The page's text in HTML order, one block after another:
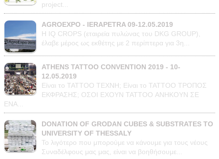
project...
AGROEXPO - IERAPETRA 09-12.05.2019
Η IQ CROPS (εταιρεία πυλώνας του DKG GROUP),
έλαβε μέρος ως εκθέτης με 2 περίπτερα για 3η...
ATHENS TATTOO CONVENTION 2019 - 10-
12.05.2019
Είναι το ΤΑΤΤΟΟ TEXNH; Είναι το ΤΑΤΤΟΟ ΤΡΟΠΟΣ
ΕΚΦΡΑΣΗΣ; ΟΣΟΙ ΕΧΟΥΝ TATTOO ΑΝΗΚΟΥΝ ΣΕ
ΕΝΑ...
DONATION OF GRODAN CUBES & SUBSTRATES TO
UNIVERSITY OF THESSALY
Το λιγότερο που μπορούμε να κάνουμε για τους νέους
Συναδέλφους μας μας, είναι να βοηθήσουμε...